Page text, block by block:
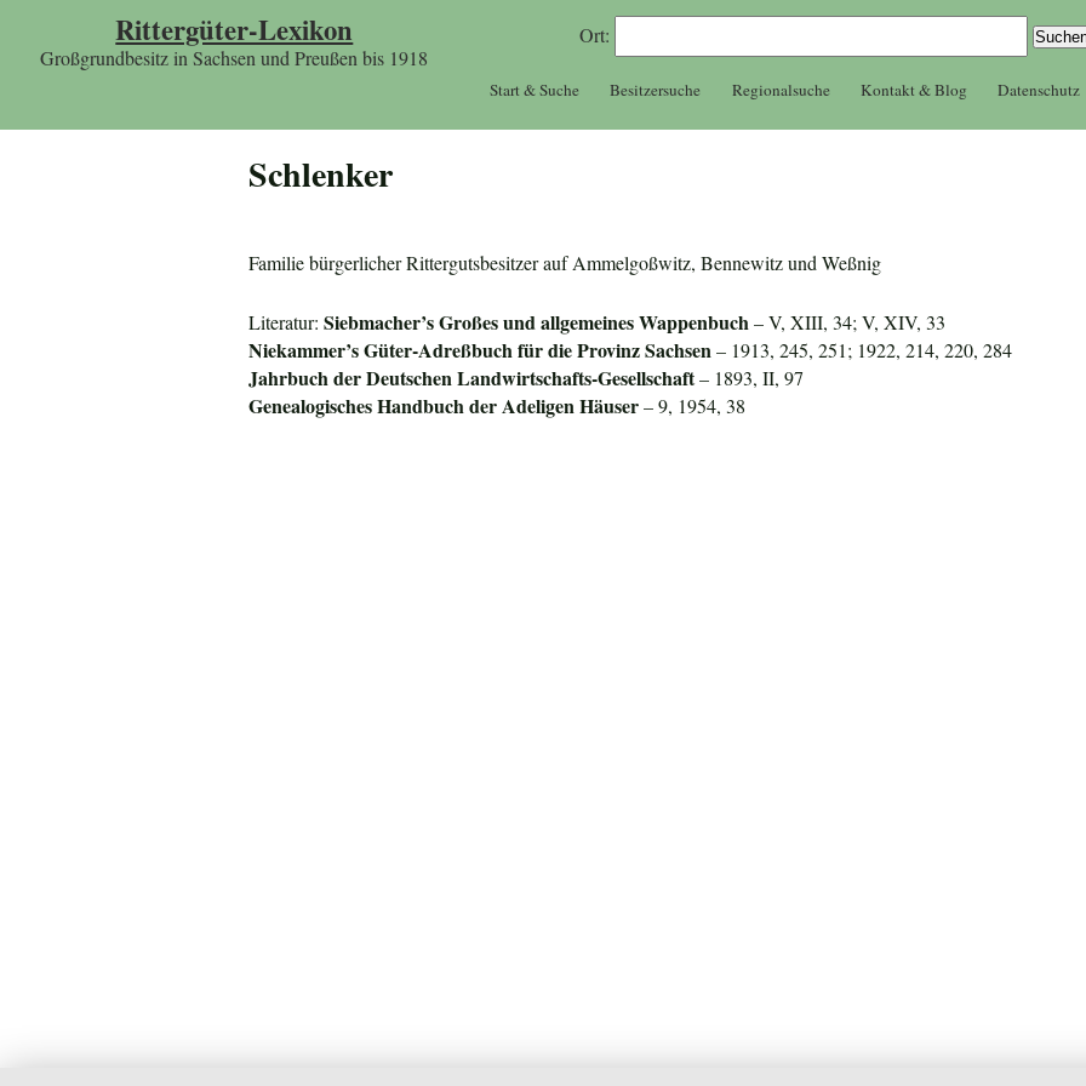
Rittergüter-Lexikon
Großgrundbesitz in Sachsen und Preußen bis 1918
Ort:
Start & Suche Besitzersuche Regionalsuche Kontakt & Blog Datenschutz
Schlenker
Familie bürgerlicher Rittergutsbesitzer auf Ammelgoßwitz, Bennewitz und Weßnig
Literatur:Siebmacher’s Großes und allgemeines Wappenbuch– V, XIII, 34; V, XIV, 33
Niekammer’s Güter-Adreßbuch für die Provinz Sachsen– 1913, 245, 251; 1922, 214, 220, 284
Jahrbuch der Deutschen Landwirtschafts-Gesellschaft– 1893, II, 97
Genealogisches Handbuch der Adeligen Häuser– 9, 1954, 38